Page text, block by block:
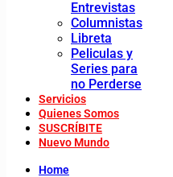
Entrevistas
Columnistas
Libreta
Peliculas y
Series para
no Perderse
Servicios
Quienes Somos
SUSCRÍBITE
Nuevo Mundo
Home